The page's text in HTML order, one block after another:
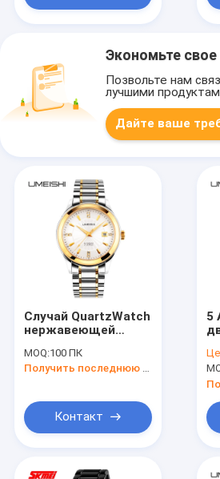
Экономьте
Позвольте нам
лучшими
Дайте ваше
Случай QuartzWatch
нержавеющей
сегмента и
wristwatch твердых
мужчины
MOQ:100 ПК
Получить последнюю цену
Контакт
5